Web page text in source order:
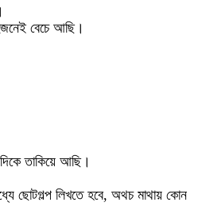
বেচে আছি।
তাকিয়ে আছি।
ছোটগল্প লিখতে হবে, অথচ মাথায় কোন